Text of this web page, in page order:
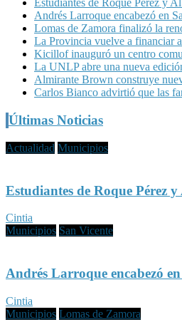
Estudiantes de Roque Pérez y
Andrés Larroque encabezó en
Lomas de Zamora finalizó la
La Provincia vuelve a financiar
Kicillof inauguró un centro
La UNLP abre una nueva
Almirante Brown construye
Carlos Bianco advirtió que las
Últimas Noticias
Actualidad Municipios
Estudiantes de Roque Pérez
Cintia
Municipios San Vicente
Andrés Larroque encabezó
Cintia
Municipios Lomas de Zamora